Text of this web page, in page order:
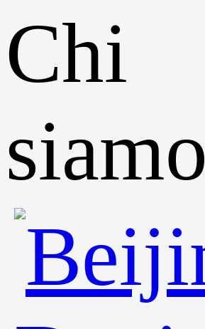
Chi
siamo